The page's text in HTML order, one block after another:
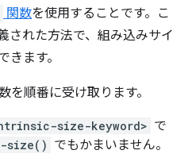
関数を使用することです。こ
された方法で、組み込みサイ
ます。
を順番に受け取ります。
size-keyword> で
size() でもかまいません。